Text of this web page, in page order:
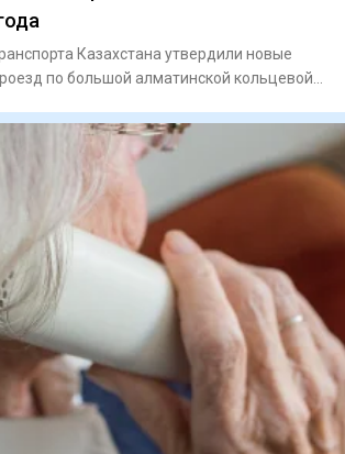
Казахстана утвердили новые
по большой алматинской кольцевой